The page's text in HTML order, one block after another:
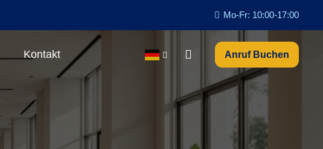
Mo-Fr: 10:00-17:00
Kontakt Anruf Buchen